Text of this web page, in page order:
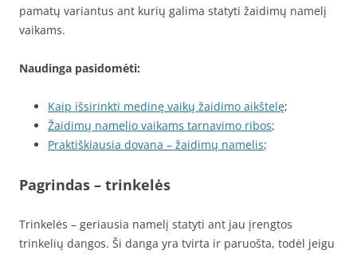
pamatų variantus ant kurių galima statyti žaidimų namelį
vaikams.
Naudinga pasidomėti:
Kaip išsirinkti medinę vaikų žaidimo aikštelę;
Žaidimų namelio vaikams tarnavimo ribos;
Praktiškiausia dovana – žaidimų namelis;
Pagrindas – trinkelės
Trinkelės – geriausia namelį statyti ant jau įrengtos
trinkelių dangos. Ši danga yra tvirta ir paruošta, todėl jeigu